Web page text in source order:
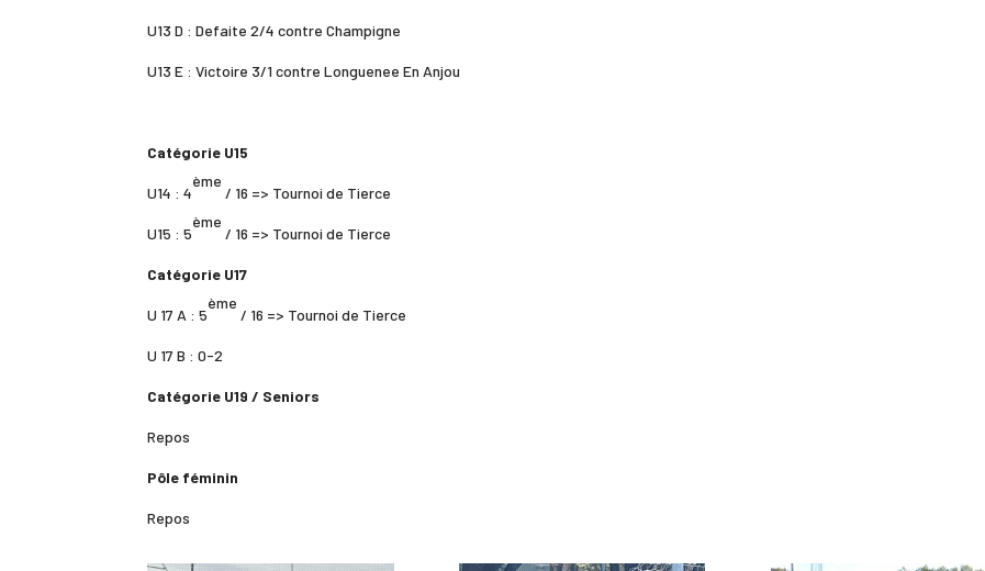
U13 D : Defaite 2/4 contre Champigne
U13 E : Victoire 3/1 contre Longuenee En Anjou
Catégorie U15
U14 : 4
ème
/ 16 => Tournoi de Tierce
U15 : 5
ème
/ 16 => Tournoi de Tierce
Catégorie U17
U 17 A : 5
ème
/ 16 => Tournoi de Tierce
U 17 B : 0-2
Catégorie U19 / Seniors
Repos
Pôle féminin
Repos